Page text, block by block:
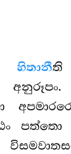
හිතානීති
පත්තො